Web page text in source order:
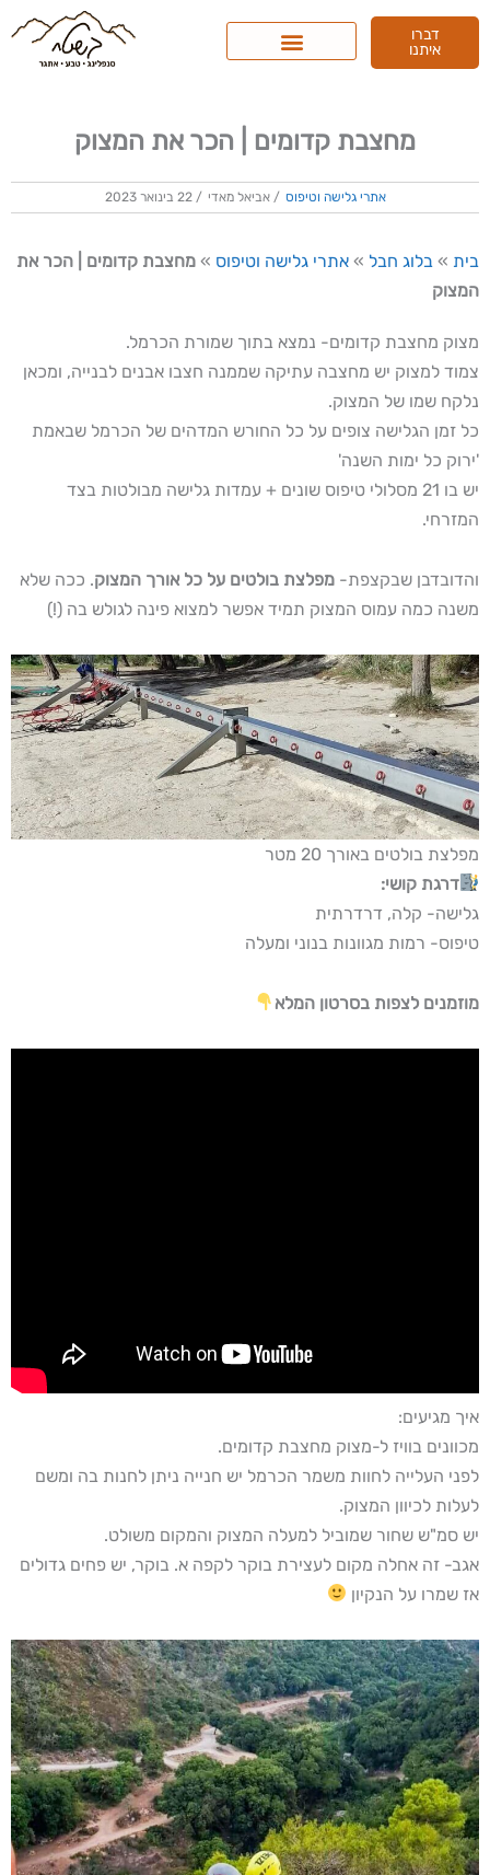
דילוג
דברו
איתנו
מחצבת קדומים | הכר את המצוק
אתרי גלישה וטיפוס / אביאל מאדי / 22 בינואר 2023
בית » בלוג חבל » אתרי גלישה וטיפוס » מחצבת קדומים | הכר את
המצוק
מצוק מחצבת קדומים- נמצא בתוך שמורת הכרמל.
צמוד למצוק יש מחצבה עתיקה שממנה חצבו אבנים לבנייה, ומכאן
נלקח שמו של המצוק.
כל זמן הגלישה צופים על כל החורש המדהים של הכרמל שבאמת
'ירוק כל ימות השנה'
יש בו 21 מסלולי טיפוס שונים + עמדות גלישה מבולטות בצד
המזרחי.
והדובדבן שבקצפת- מפלצת בולטים על כל אורך המצוק. ככה שלא
משנה כמה עמוס המצוק תמיד אפשר למצוא פינה לגולש בה (!)
מפלצת בולטים באורך 20 מטר
דרגת קושי:
גלישה- קלה, דרדרתית
טיפוס- רמות מגוונות בנוני ומעלה
מוזמנים לצפות בסרטון המלא
איך מגיעים:
מכוונים בוויז ל-מצוק מחצבת קדומים.
לפני העלייה לחוות משמר הכרמל יש חנייה ניתן לחנות בה ומשם
לעלות לכיוון המצוק.
יש סמ"ש שחור שמוביל למעלה המצוק והמקום משולט.
אגב- זה אחלה מקום לעצירת בוקר לקפה א. בוקר, יש פחים גדולים
אז שמרו על הנקיון